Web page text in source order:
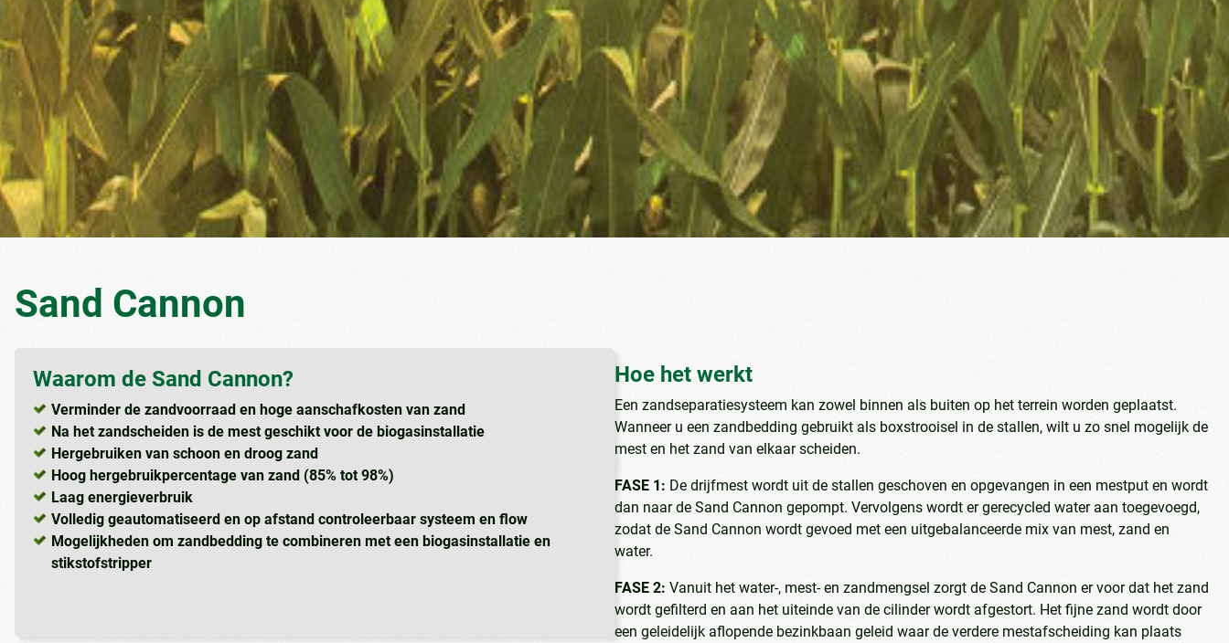
Sand Cannon
Waarom de Sand Cannon?
Verminder de zandvoorraad en hoge aanschafkosten van zand
Na het zandscheiden is de mest geschikt voor de biogasinstallatie
Hergebruiken van schoon en droog zand
Hoog hergebruikpercentage van zand (85% tot 98%)
Laag energieverbruik
Volledig geautomatiseerd en op afstand controleerbaar systeem en flow
Mogelijkheden om zandbedding te combineren met een biogasinstallatie en
stikstofstripper
Hoe het werkt
Een zandseparatiesysteem kan zowel binnen als buiten op het terrein worden geplaatst.
Wanneer u een zandbedding gebruikt als boxstrooisel in de stallen, wilt u zo snel mogelijk de
mest en het zand van elkaar scheiden.
FASE 1: De drijfmest wordt uit de stallen geschoven en opgevangen in een mestput en wordt
dan naar de Sand Cannon gepompt. Vervolgens wordt er gerecycled water aan toegevoegd,
zodat de Sand Cannon wordt gevoed met een uitgebalanceerde mix van mest, zand en
water.
FASE 2: Vanuit het water-, mest- en zandmengsel zorgt de Sand Cannon er voor dat het zand
wordt gefilterd en aan het uiteinde van de cilinder wordt afgestort. Het fijne zand wordt door
een geleidelijk aflopende bezinkbaan geleid waar de verdere mestafscheiding kan plaats